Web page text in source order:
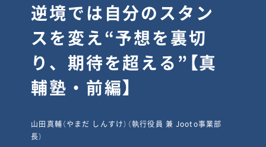
逆境では自分のスタン
スを変え“予想を裏切
り、期待を超える”【真
輔塾・前編】
山田真輔（やまだ しんすけ）（執行役員 兼 Jooto事業部
長）